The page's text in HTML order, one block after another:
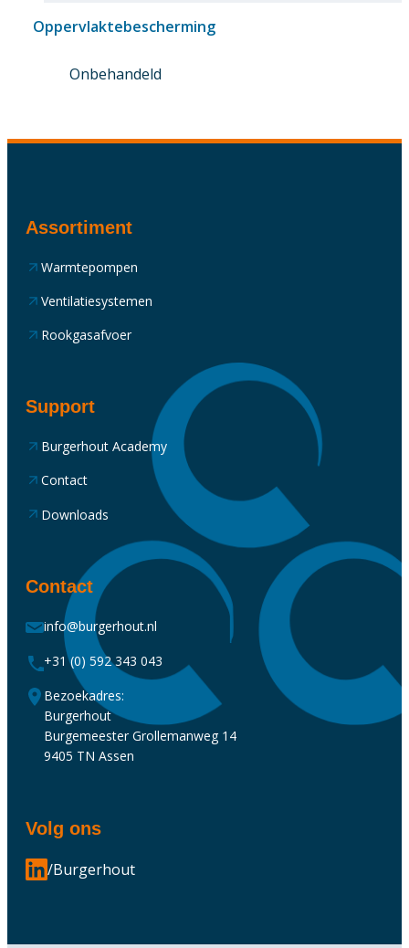
Oppervlaktebescherming
Onbehandeld
Assortiment
Warmtepompen
Ventilatiesystemen
Rookgasafvoer
Support
Burgerhout Academy
Contact
Downloads
Contact
info@burgerhout.nl
+31 (0) 592 343 043
Bezoekadres:
Burgerhout
Burgemeester Grollemanweg 14
9405 TN Assen
Volg ons
/Burgerhout